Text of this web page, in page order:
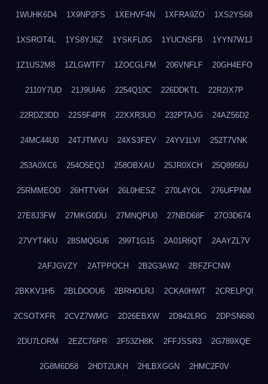
1WUHK6D4 1X9NP2FS 1XEHVF4N 1XFRA9ZO 1XS2YS68
1XSROT4L 1YS8YJ6Z 1YSKFL0G 1YUCNSFB 1YYN7W1J
1Z1US2M8 1ZLGWTF7 1ZOCGLFM 206VNFLF 20GH4EFO
2110Y7UD 21J9UIA6 2254Q10C 226DDKTL 22R2IX7P
22RDZ3DD 22S5F4PR 22XXR3UO 232PTAJG 24AZ56D2
24MC44U0 24TJTMVU 24XS3FEV 24YV1LVI 252T7VNK
253A0XC6 254O5EQJ 258OBXAU 25JR0XCH 25Q8956U
25RMMEOD 26HTTV6H 26L0HESZ 270L4YOL 276UFPNM
27E8J3FW 27MKG0DU 27MNQPU0 27NBD68F 27O3D674
27VYT4KU 28SMQGU6 299T1G15 2A01R6QT 2AAYZL7V
2AFJGVZY 2ATPPOCH 2B2G3AW2 2BFZFCNW
2BKKV1H5 2BLDOOU6 2BRHOLRJ 2CKA0HWT 2CRELPQI
2CSOTXFR 2CVZ7WMG 2D26EBXW 2D942LRG 2DPSN680
2DU7LORM 2EZC76PR 2F53ZH8K 2FFJSSR3 2G789XQE
2G8M6D58 2HDT2UKH 2HLBXGGN 2HMC2F0V